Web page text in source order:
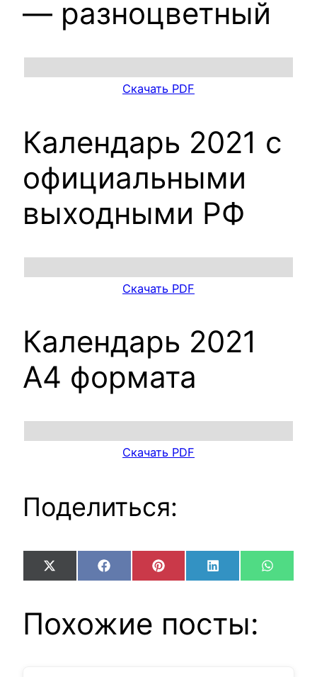
— разноцветный
Скачать PDF
Календарь 2021 с
официальными
выходными РФ
Скачать PDF
Календарь 2021
А4 формата
Скачать PDF
Поделиться:
Share
on
X
(Twitter)
Share
on
FacebookShare
on
Pinterest Share
on
LinkedIn Share
on
Похожие посты: